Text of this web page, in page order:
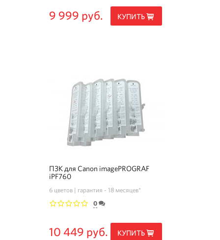
9 999 руб. КУПИТЬ
ПЗК для Canon imagePROGRAF
iPF760
6 цветов гарантия - 18 месяцев*
0
10 449 руб. КУПИТЬ